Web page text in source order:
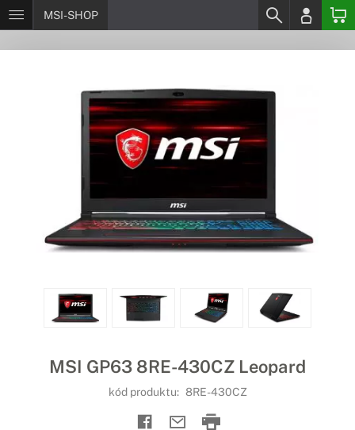
MSI-SHOP
MSI GP63 8RE-430CZ Leopard
kód produktu: 8RE-430CZ